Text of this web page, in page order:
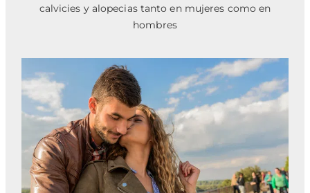
calvicies y alopecias tanto en mujeres como en
hombres